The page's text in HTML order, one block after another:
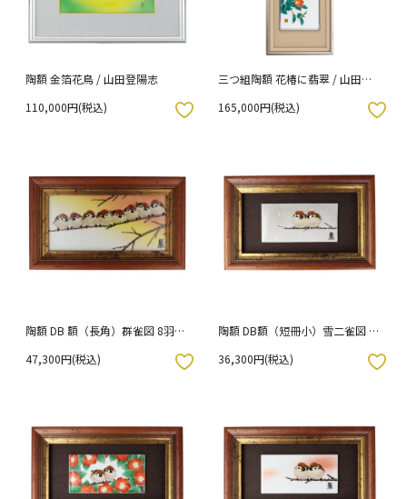
陶額 金箔花鳥 / 山田登陽志
110,000円(税込)
三つ組陶額 花椿に翡翠 / 山田龍
165,000円(税込)
お気に入りボタン
陶額 DB 額（長角）群雀図 8羽/
47,300円(税込)
陶額 DB額（短冊小）雪二雀図 /
36,300円(税込)
お気に入りボタン